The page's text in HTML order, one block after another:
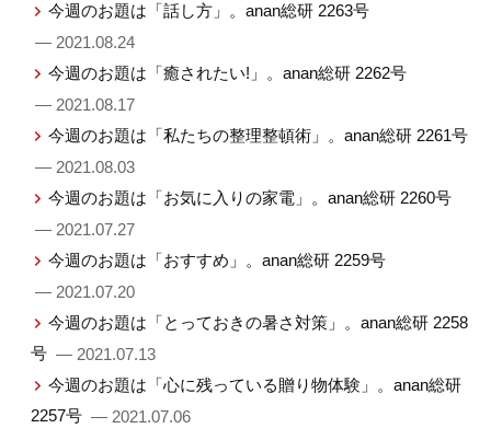
今週のお題は「話し方」。anan総研 2263号
— 2021.08.24
今週のお題は「癒されたい!」。anan総研 2262号
— 2021.08.17
今週のお題は「私たちの整理整頓術」。anan総研 2261号
— 2021.08.03
今週のお題は「お気に入りの家電」。anan総研 2260号
— 2021.07.27
今週のお題は「おすすめ」。anan総研 2259号
— 2021.07.20
今週のお題は「とっておきの暑さ対策」。anan総研 2258
号 — 2021.07.13
今週のお題は「心に残っている贈り物体験」。anan総研
2257号 — 2021.07.06